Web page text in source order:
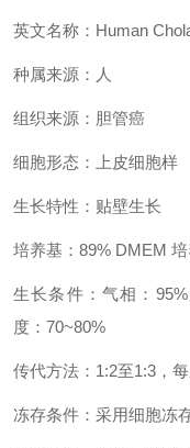
英文名称：Human
种属来源：人
组织来源：胆管癌
细胞形态：上皮细胞样
生长特性：贴壁生长
培养基：89% DMEM
生长条件：气相：
度：70~80%
传代方法：1:2至1:3，
冻存条件：采用细胞冻